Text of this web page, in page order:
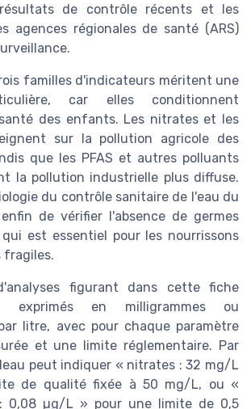
de contrôle récents et les
agences régionales de santé (ARS)
familles d'indicateurs méritent une
car elles conditionnent
des enfants. Les nitrates et les
sur la pollution agricole des
que les PFAS et autres polluants
la pollution industrielle plus diffuse.
du contrôle sanitaire de l'eau du
de vérifier l'absence de germes
est essentiel pour les nourrissons
fragiles.
figurant dans cette fiche
exprimés en milligrammes ou
litre, avec pour chaque paramètre
et une limite réglementaire. Par
peut indiquer « nitrates : 32 mg/L
de qualité fixée à 50 mg/L, ou «
0,08 µg/L » pour une limite de 0,5